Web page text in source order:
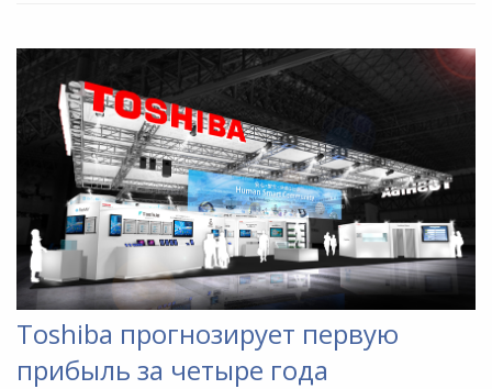
Toshiba прогнозирует первую
прибыль за четыре года